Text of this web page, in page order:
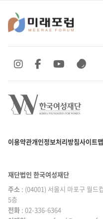
이용약관개인정보처리방침사이트맵
SNS 바로가기
SNS 바로가기
SNS 바
SNS
재단법인 한국여성재단
주소 : (04001) 서울시 마포구 월드
5층
전화 : 02-336-6364